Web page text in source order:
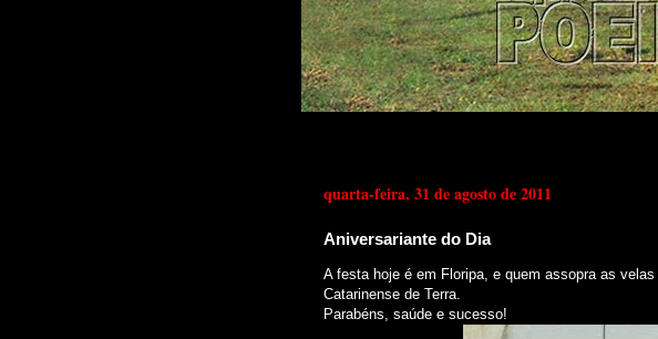
quarta-feira, 31 de agosto de 2011
Aniversariante do Dia
A festa hoje é em Floripa, e quem assopra as
Catarinense de Terra.
Parabéns, saúde e sucesso!